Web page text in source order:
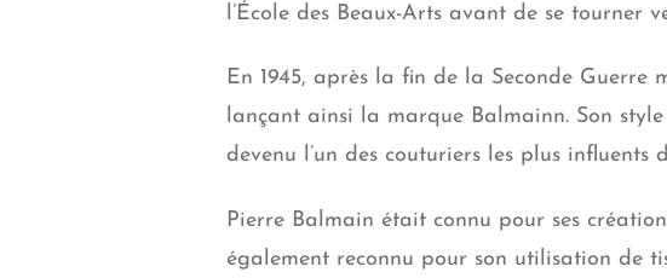
l’École des Beaux-Arts avant de se tourner
En 1945, après la fin de la Seconde
lançant ainsi la marque Balmainn. Son
devenu l’un des couturiers les plus influents
Pierre Balmain était connu pour ses
également reconnu pour son utilisation de